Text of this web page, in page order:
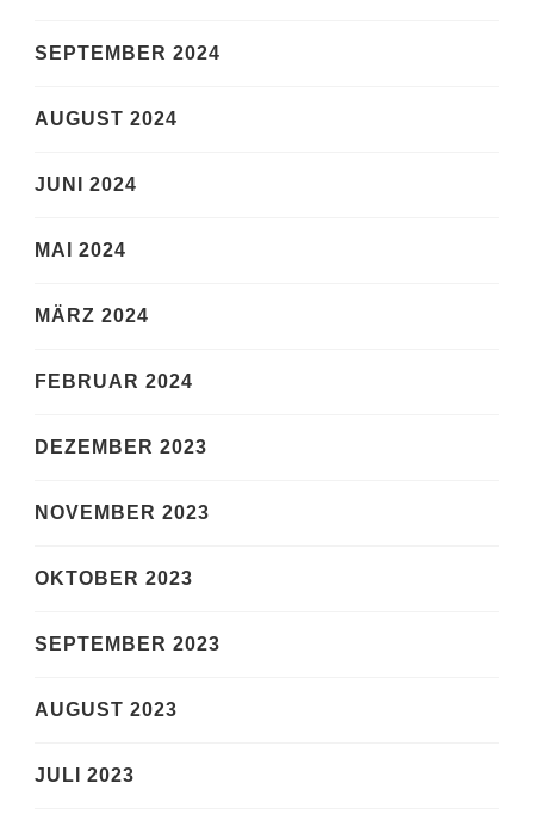
SEPTEMBER 2024
AUGUST 2024
JUNI 2024
MAI 2024
MÄRZ 2024
FEBRUAR 2024
DEZEMBER 2023
NOVEMBER 2023
OKTOBER 2023
SEPTEMBER 2023
AUGUST 2023
JULI 2023